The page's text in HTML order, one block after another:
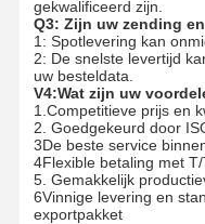
gekwalificeerd zijn.
Q3: Zijn uw zending
1: Spotlevering kan
2: De snelste levertijd
uw besteldata.
V4:Wat zijn uw
1.Competitieve prijs en
2. Goedgekeurd door
3De beste service
4Flexible betaling met T/
5. Gemakkelijk
6Vinnige levering en
exportpakket